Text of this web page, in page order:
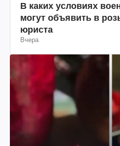
В каких условиях
могут объявить в
юриста
Вчера